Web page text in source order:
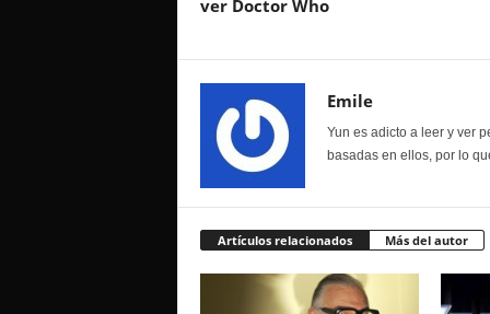
ver Doctor Who
Emile
Yun es adicto a leer y ver
basadas en ellos, por lo
Artículos relacionados Más del autor